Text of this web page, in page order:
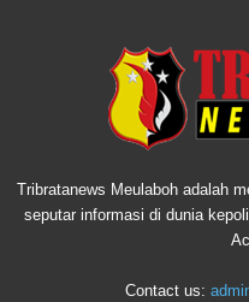
Tribratanews Meulaboh adalah
seputar informasi di dunia
Contact us: